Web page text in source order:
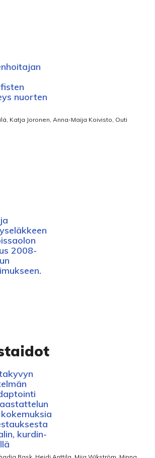
nuorten
Katja Joronen, Anna-Maija Koivisto, Outi
2008-
kurdin-